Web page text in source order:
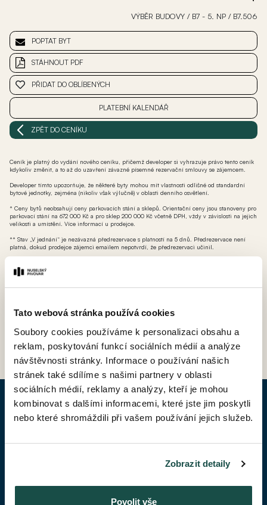
Tato webová stránka používá cookies
Soubory cookies používáme k personalizaci obsahu a
reklam, poskytování funkcí sociálních médií a analýze
návštěvnosti stránky. Informace o používání našich
stránek také sdílíme s našimi partnery v oblasti
sociálních médií, reklamy a analýzy, kteří je mohou
kombinovat s dalšími informacemi, které jste jim poskytli
nebo které shromáždili při vašem používání jejich služeb.
Zobrazit detaily
Povolit vše
VÝBĚR BUDOVY / B7 - 5. NP / B7.506
POPTAT BYT
STÁHNOUT PDF
PŘIDAT DO OBLÍBENÝCH
PLATEBNÍ KALENDÁŘ
ZPĚT DO CENÍKU
Ceník je platný do vydání nového ceníku, přičemž developer si vyhrazuje právo tento ceník
kdykoliv změnit, a to až do uzavření závazné písemné rezervační smlouvy se zájemcem.
Developer tímto upozorňuje, že některé byty mohou mít vlastnosti odlišné od standardní
bytové jednotky, zejména (nikoliv však výlučně) v oblasti denního osvětlení.
* Ceny bytů neobsahují ceny parkovacích stání a sklepů. Orientační ceny jsou stanoveny pro
parkovací stání na 672 000 Kč a pro sklep 200 000 Kč včetně DPH, vždy v závislosti na jejich
velikosti a umístění. Více informací u prodejce.
** Stav „V jednání“ je nezávazná předrezervace s platností na 5 dnů. Předrezervace není
platná, dokud prodejce zájemci emailem nepotvrdí, že předrezervaci učinil.
možností odpočtu DPH).
ZPĚT DO CENÍKU
POPTAT BYT